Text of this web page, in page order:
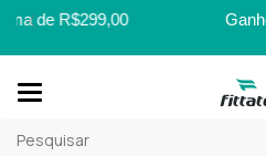
Ganhe 10% OFF